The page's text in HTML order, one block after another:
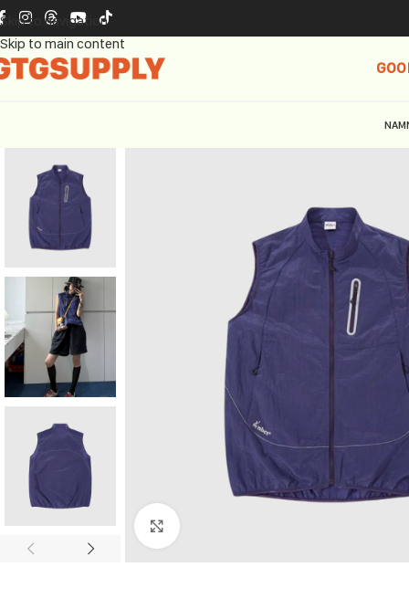
Skip to navigation
Skip to main content
NAM